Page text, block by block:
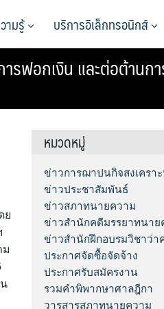
ามรู้ บริการอิเล็กทรอนิกส์
รฟอกเงิน และต่อต้านก
ย
ม
หมวดหมู่
ข่าวการฌาปนกิจสงเครา
ข่าวประชาสัมพันธ์
ข่าวสภาทนายความ
ข่าวสำนักคดีมรรยาทนาย
ข่าวสำนักฝึกอบรมวิชาว่า
ประกาศจัดซื้อจัดจ้าง
ประกาศรับสมัครงาน
รวมคำพิพากษาศาลฎีกา
วารสารสภาทนายความ